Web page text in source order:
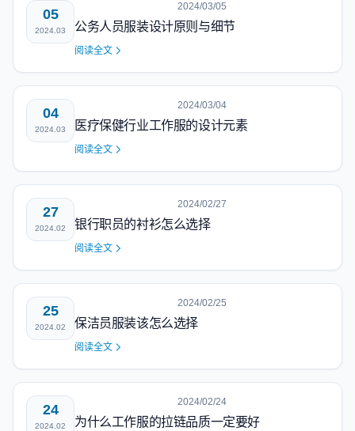
05
2024.03
2024/03/05
公务人员服装设计原则与细节
阅读全文
04
2024.03
2024/03/04
医疗保健行业工作服的设计元素
阅读全文
27
2024.02
2024/02/27
银行职员的衬衫怎么选择
阅读全文
25
2024.02
2024/02/25
保洁员服装该怎么选择
阅读全文
24
2024.02
2024/02/24
为什么工作服的拉链品质一定要好